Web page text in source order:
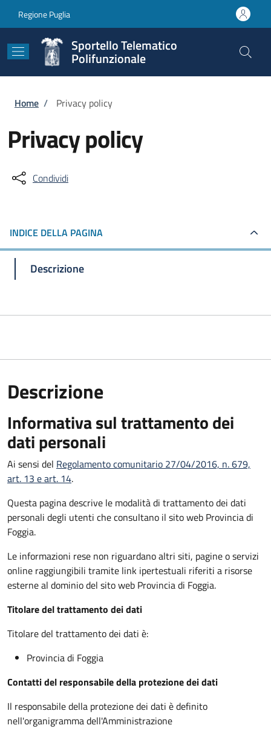
Regione Puglia
Sportello Telematico
Polifunzionale
Briciole di pane
Home / Privacy policy
Privacy policy
Condividi
INDICE DELLA PAGINA
Descrizione
Descrizione
Informativa sul trattamento dei
dati personali
Ai sensi del Regolamento comunitario 27/04/2016, n. 679,
art. 13 e art. 14.
Questa pagina descrive le modalità di trattamento dei dati
personali degli utenti che consultano il sito web Provincia di
Foggia.
Le informazioni rese non riguardano altri siti, pagine o servizi
online raggiungibili tramite link ipertestuali riferiti a risorse
esterne al dominio del sito web Provincia di Foggia.
Titolare del trattamento dei dati
Titolare del trattamento dei dati è:
Provincia di Foggia
Contatti del responsabile della protezione dei dati
Il responsabile della protezione dei dati è definito
nell'organigramma dell'Amministrazione